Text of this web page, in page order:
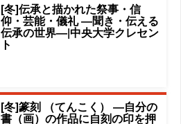
[冬]伝承と描かれた祭事・信
仰・芸能・儀礼 ―聞き・伝える
伝承の世界―|中央大学クレセン
ト
[冬]篆刻 （てんこく） ―自分の
書（画）の作品に自刻の印を押